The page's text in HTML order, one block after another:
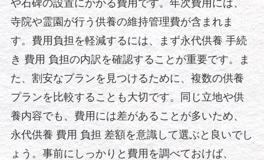
や石碑の設置にかかる費用です。年次費用には、
寺院や霊園が行う供養の維持管理費が含まれま
す。費用負担を軽減するには、まず永代供養 手続
き 費用 負担の内訳を確認することが重要です。ま
た、割安なプランを見つけるために、複数の供養
プランを比較することも大切です。同じ立地や供
養内容でも、費用には差があることが多いため、
永代供養 費用 負担 差額を意識して選ぶと良いでし
ょう。事前にしっかりと費用を調べておけば、